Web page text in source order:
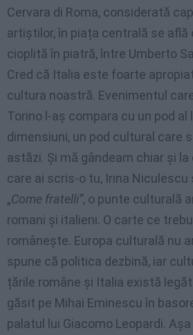
Cervara di Roma, considerată
artiștilor, în piața centrală se află
cioplită în piatră, între Umberto
Cred că Italia este foarte
cultura noastră. Evenimentul
Torino l-aș compara cu un pod al
dimensiuni, un pod cultural care
astăzi. Și mă gândeam chiar și
care ai scris-o tu, Irina Niculescu
„Come fratelli”, o punte culturală
romani și italieni. O carte ce
românește. Europa culturală nu
spune că politica dezbină, iar
țările române și Italia există
găsit pe Mihai Eminescu în
palatul lui Giacomo Leopardi.